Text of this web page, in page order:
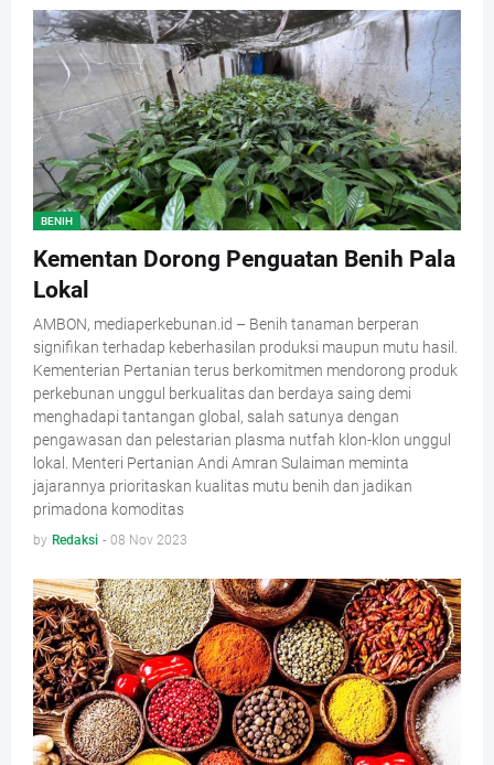
BENIH
Kementan Dorong Penguatan Benih Pala
Lokal
AMBON, mediaperkebunan.id – Benih tanaman berperan
signifikan terhadap keberhasilan produksi maupun mutu hasil.
Kementerian Pertanian terus berkomitmen mendorong produk
perkebunan unggul berkualitas dan berdaya saing demi
menghadapi tantangan global, salah satunya dengan
pengawasan dan pelestarian plasma nutfah klon-klon unggul
lokal. Menteri Pertanian Andi Amran Sulaiman meminta
jajarannya prioritaskan kualitas mutu benih dan jadikan
primadona komoditas
by Redaksi - 08 Nov 2023